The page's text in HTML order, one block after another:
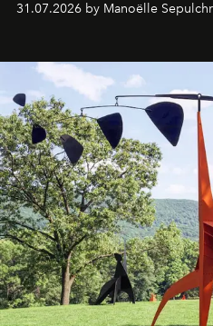
31.07.2026 by Manoëlle